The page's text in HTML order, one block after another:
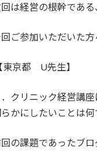
は経営の根幹であ
ご参加いただいた
東京都 U先生】
．クリニック経営講
かにしたいことは何
の課題であったブ